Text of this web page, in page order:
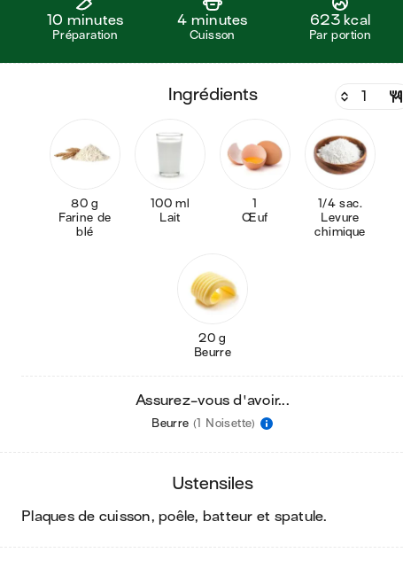
10 minutes
Préparation
4 minutes
Cuisson
623 kcal
Par portion
ingrédients
80 g
Farine de
blé
100 ml
Lait
1
Œuf
1/4 sac.
Levure
chimique
20 g
Beurre
Assurez-vous d'avoir...
Beurre (1 Noisette)
ustensiles
plaques de cuisson, poêle, batteur et spatule.